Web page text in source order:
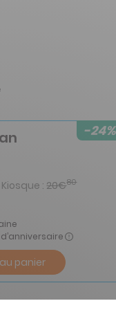
-24%
: 20€80
panier